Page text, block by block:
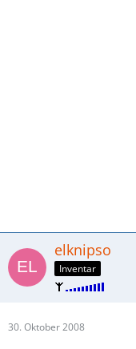
elknipso
Inventar
30. Oktober 2008